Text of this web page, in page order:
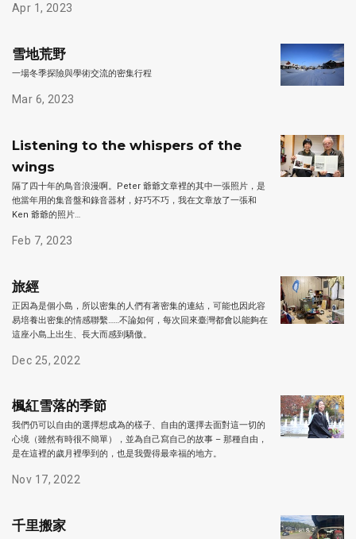
Apr 1, 2023
雪地荒野
一場冬季探險與學術交流的密集行程
Mar 6, 2023
Listening to the whispers of the
wings
隔了四十年的鳥音浪漫啊。Peter 爺爺文章裡的其中一張照片，是
他當年用的集音盤和錄音器材，好巧不巧，我在文章放了一張和
Ken 爺爺的照片…
Feb 7, 2023
旅經
正因為是個小島，所以密集的人們有著密集的連結，可能也因此容
易培養出密集的情感聯繫……不論如何，每次回來臺灣都會以能夠在
這座小島上出生、長大而感到驕傲。
Dec 25, 2022
楓紅雪落的季節
我們仍可以自由的選擇想成為的樣子、自由的選擇去面對這一切的
心境（雖然有時很不簡單），並為自己寫自己的故事 – 那種自由，
是在這裡的歲月裡學到的，也是我覺得最幸福的地方。
Nov 17, 2022
千里搬家